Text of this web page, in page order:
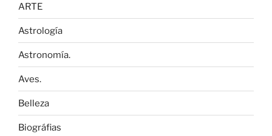
ARTE
Astrología
Astronomía.
Aves.
Belleza
Biográfias